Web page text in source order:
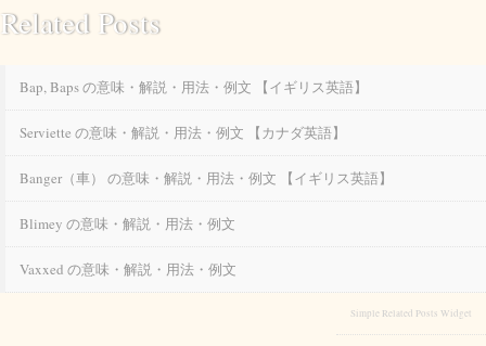
Related Posts
Bap, Baps の意味・解説・用法・例文 【イギリス英語】
Serviette の意味・解説・用法・例文 【カナダ英語】
Banger（車） の意味・解説・用法・例文 【イギリス英語】
Blimey の意味・解説・用法・例文
Vaxxed の意味・解説・用法・例文
Simple Related Posts Widget